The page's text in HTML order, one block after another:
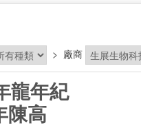
> 廠商
龍年紀
陳高